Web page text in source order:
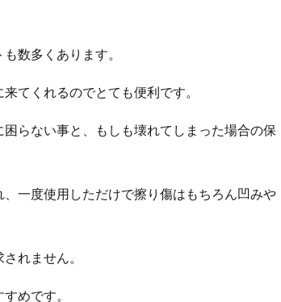
数多くあります。
てくれるのでとても便利です。
らない事と、もしも壊れてしまった場合の保
一度使用しただけで擦り傷はもちろん凹みや
れません。
めです。